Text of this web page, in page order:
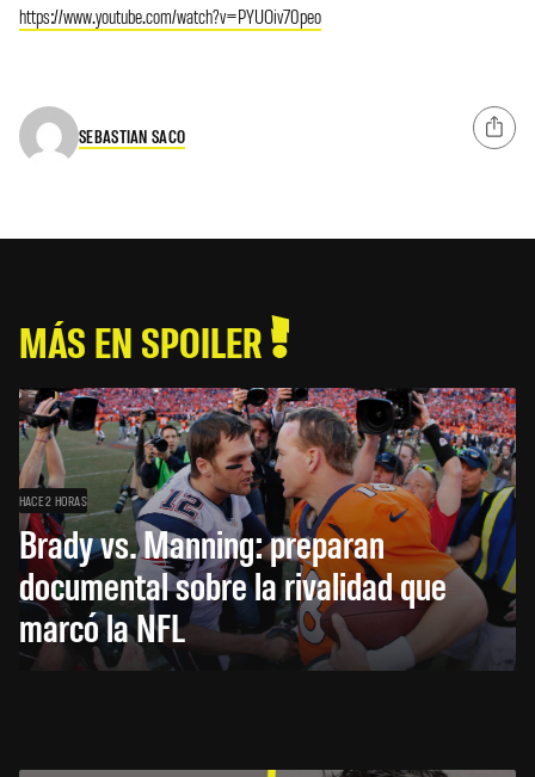
https://www.youtube.com/watch?v=PYUOiv70peo
SEBASTIAN SACO
MÁS EN SPOILER
HACE 2 HORAS
Brady vs. Manning: preparan
documental sobre la rivalidad que
marcó la NFL